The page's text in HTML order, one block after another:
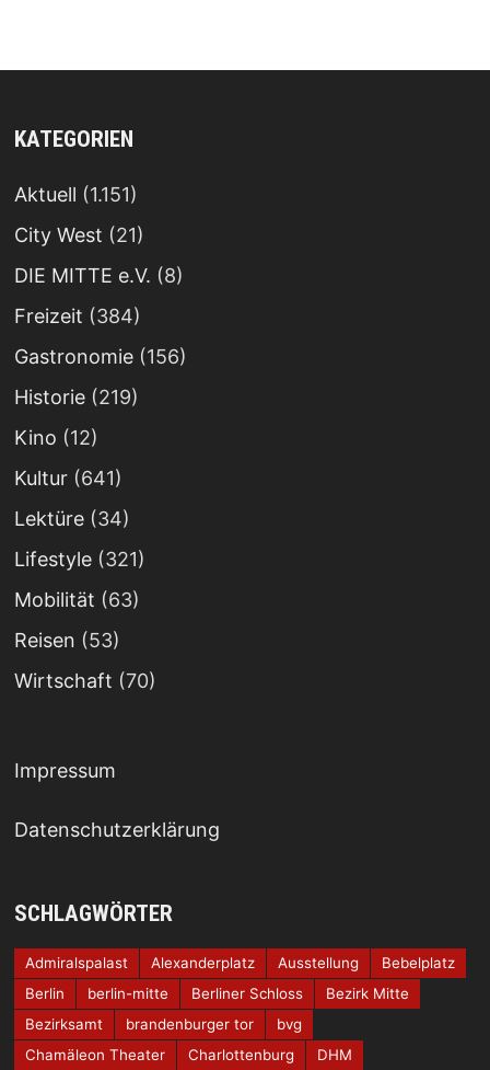
KATEGORIEN
Aktuell (1.151)
City West (21)
DIE MITTE e.V. (8)
Freizeit (384)
Gastronomie(156)
Historie(219)
Kino (12)
Kultur(641)
Lektüre(34)
Lifestyle(321)
Mobilität (63)
Reisen (53)
Wirtschaft (70)
Impressum
Datenschutzerklärung
SCHLAGWÖRTER
Admiralspalast Alexanderplatz Ausstellung
Bebelplatz
Berlin
berlin-mitte Berliner Schloss
Bezirk Mitte
Bezirksamt
brandenburger tor
bvg
Chamäleon Theater
Charlottenburg DHM